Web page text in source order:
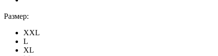
Размер:
XXL
L
XL